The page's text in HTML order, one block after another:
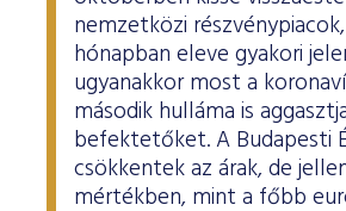
nemzetközi
hónapban eleve gyakori
ugyanakkor most a
második hulláma is
befektetőket. A Budapesti
csökkentek az árak, de
mértékben, mint a főbb